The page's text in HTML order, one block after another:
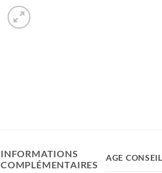
INFORMATIONS
COMPLÉMENTAIRES
AGE